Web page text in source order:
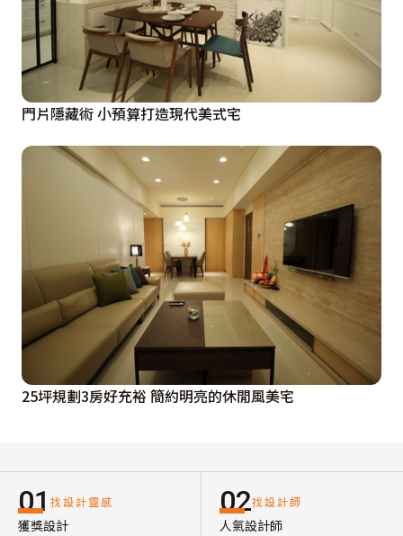
門片隱藏術 小預算打造現代美式宅
25坪規劃3房好充裕 簡約明亮的休閒風美宅
01 找設計靈感
獲獎設計
02找設計師
人氣設計師